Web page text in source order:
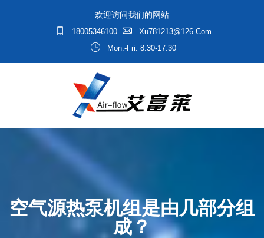
欢迎访问我们的网站
18005346100
Xu781213@126.com
Mon.-Fri. 8:30-17:30
空气源热泵机组是由几部分组
成？